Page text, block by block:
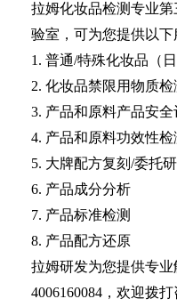
拉姆化妆品检测专业
验室，可为您提供以下
1. 普通/特殊化妆品（
2. 化妆品禁限用物质检
3. 产品和原料产品安全
4. 产品和原料功效性检
5. 大牌配方复刻/委托
6. 产品成分分析
7. 产品标准检测
8. 产品配方还原
拉姆研发为您提供专
4006160084，欢迎拨